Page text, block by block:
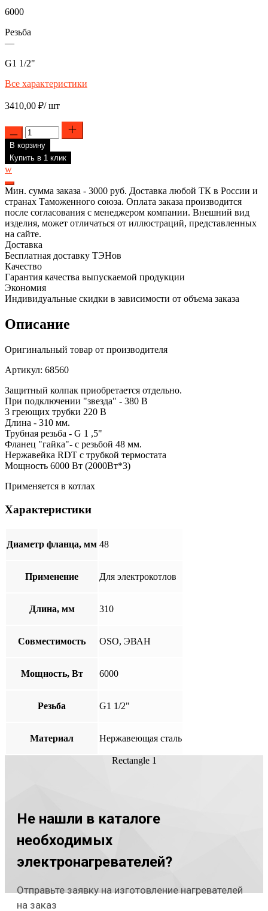
6000
Резьба
—
G1 1/2"
Все характеристики
3410,00 ₽/ шт
Количество
товара
БЛОК-
ТЭН
RDT
6000W(2000x3)
из
нержавеющей
стали,
D48,
G1
1/2",
L310мм,
220V
для
OSO,
ЭВАН,
В корзину
Купить в 1 клик
w
Мин. сумма заказа - 3000 руб. Доставка любой ТК в России и
странах Таможенного союза. Оплата заказа производится
после согласования с менеджером компании. Внешний вид
изделия, может отличаться от иллюстраций, представленных
на сайте.
Доставка
Бесплатная доставку ТЭНов
Качество
Гарантия качества выпускаемой продукции
Экономия
Индивидуальные скидки в зависимости от объема заказа
Описание
Оригинальный товар от производителя
Артикул: 68560
Защитный колпак приобретается отдельно.
При подключении "звезда" - 380 В
3 греющих трубки 220 В
Длина - 310 мм.
Трубная резьба - G 1 ,5"
Фланец "гайка"- с резьбой 48 мм.
Нержавейка RDT с трубкой термостата
Мощность 6000 Вт (2000Вт*3)
Применяется в котлах
Характеристики
Диаметр фланца, мм 48
Применение Для электрокотлов
Длина, мм 310
Совместимость OSO, ЭВАН
Мощность, Вт 6000
Резьба G1 1/2"
Материал Нержавеющая сталь
Rectangle 1
Не нашли в каталоге
необходимых
электронагревателей?
Отправьте заявку на изготовление нагревателей
на заказ